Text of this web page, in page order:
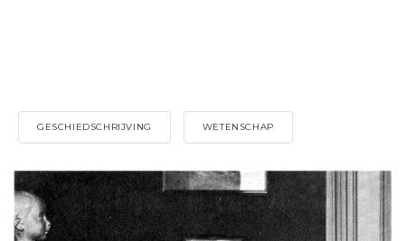
GESCHIEDSCHRIJVING WETENSCHAP